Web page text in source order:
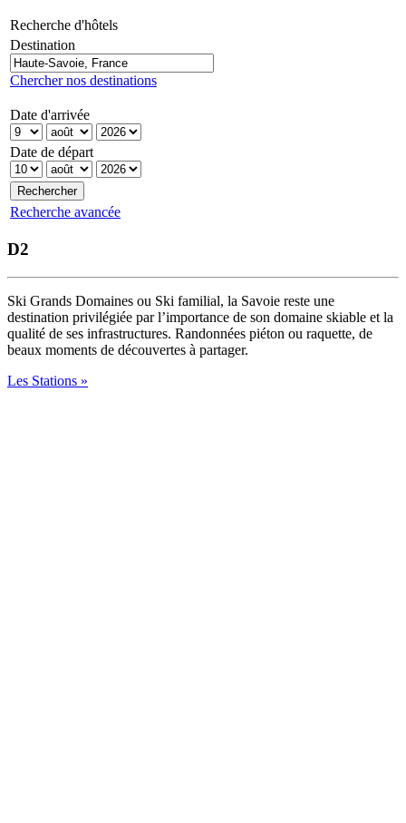
Recherche d'hôtels
Destination
Chercher nos destinations
Date d'arrivée
Date de départ
Recherche avancée
D2
Ski Grands Domaines ou Ski familial, la Savoie reste une
destination privilégiée par l’importance de son domaine skiable et la
qualité de ses infrastructures. Randonnées piéton ou raquette, de
beaux moments de découvertes à partager.
Les Stations »